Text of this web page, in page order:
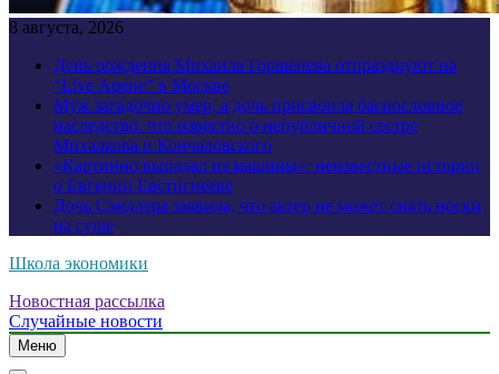
8 августа, 2026
День рождения Михаила Горшенева отпразднуют на
“Live Арене” в Москве
Муж загадочно умер, а дочь присвоила баснословное
наследство: что известно о непубличной сестре
Михалкова и Кончаловского
«Картинно выпадал из машины»: неизвестные истории
о Евгении Евстигнееве
Дочь Сэндлера заявила, что актер не может снять носки
на суше
Школа экономики
Новостная рассылка
Случайные новости
Меню